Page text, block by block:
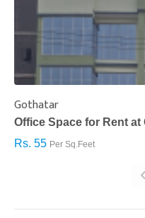
Gothatar
Office Space for Rent at
Rs. 55 Per Sq.Feet
‹